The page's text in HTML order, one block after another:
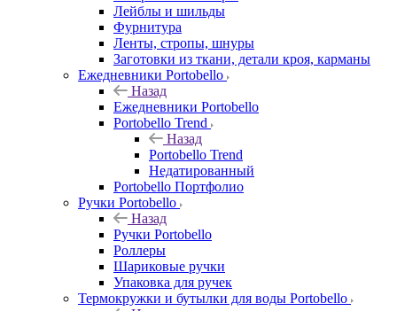
Лейблы и шильды
Фурнитура
Ленты, стропы, шнуры
Заготовки из ткани, детали кроя, карманы
Ежедневники Portobello
Назад
Ежедневники Portobello
Portobello Trend
Назад
Portobello Trend
Недатированный
Portobello Портфолио
Ручки Portobello
Назад
Ручки Portobello
Роллеры
Шариковые ручки
Упаковка для ручек
Термокружки и бутылки для воды Portobello